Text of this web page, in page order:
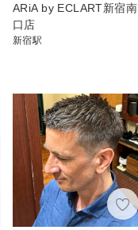
ARiA by ECLART新宿南
口店
新宿駅